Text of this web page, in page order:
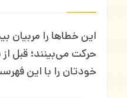
این خطاها را مربیان
حرکت می‌بینند؛ قبل
خودتان را با این